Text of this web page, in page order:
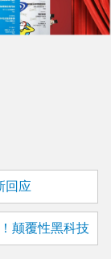
回应
颠覆性黑科技